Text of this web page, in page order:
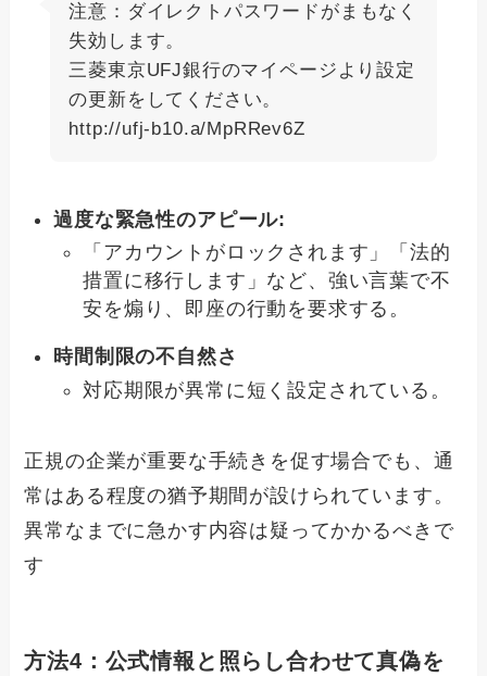
注意：ダイレクトパスワードがまもなく
失効します。
三菱東京UFJ銀行のマイページより設定
の更新をしてください。
http://ufj-b10.a/MpRRev6Z
過度な緊急性のアピール:
「アカウントがロックされます」「法的
措置に移行します」など、強い言葉で不
安を煽り、即座の行動を要求する。
時間制限の不自然さ
対応期限が異常に短く設定されている。
正規の企業が重要な手続きを促す場合でも、通
常はある程度の猶予期間が設けられています。
異常なまでに急かす内容は疑ってかかるべきで
す
方法4：公式情報と照らし合わせて真偽を